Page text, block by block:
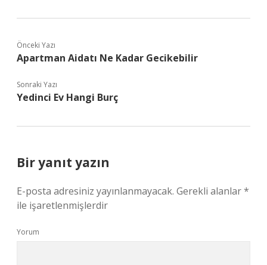
Önceki Yazı
Apartman Aidatı Ne Kadar Gecikebilir
Sonraki Yazı
Yedinci Ev Hangi Burç
Bir yanıt yazın
E-posta adresiniz yayınlanmayacak. Gerekli alanlar*
ile işaretlenmişlerdir
Yorum